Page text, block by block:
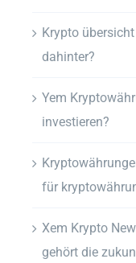
Krypto
dahinter?
Yem
investieren?
für
Xem Krypto
gehört die